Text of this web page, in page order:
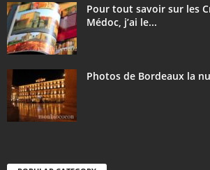
Pour tout savoir sur les
Médoc, j’ai le...
Photos de Bordeaux la